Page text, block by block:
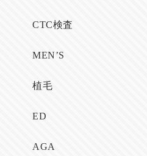
CTC検査
MEN’S
植毛
ED
AGA